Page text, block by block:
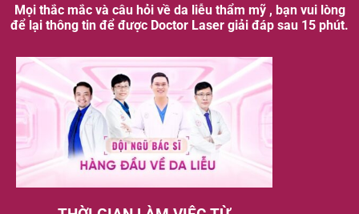
Mọi thắc mắc và câu hỏi về da liễu thẩm mỹ , bạn vui lòng
để lại thông tin để được Doctor Laser giải đáp sau 15 phút.